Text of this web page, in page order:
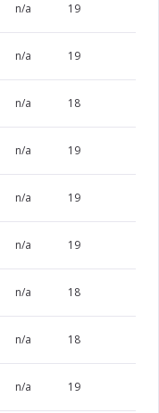
n/a 19
n/a 19
n/a 18
n/a 19
n/a 19
n/a 19
n/a 18
n/a 18
n/a 19